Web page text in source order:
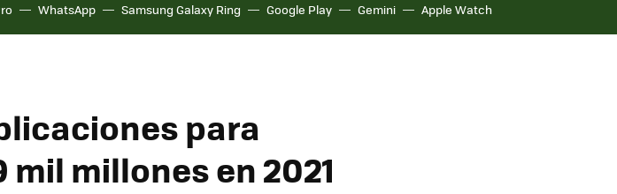
WhatsApp Samsung Galaxy Ring Google Play Gemini Apple Watch
para
mil millones en 2021